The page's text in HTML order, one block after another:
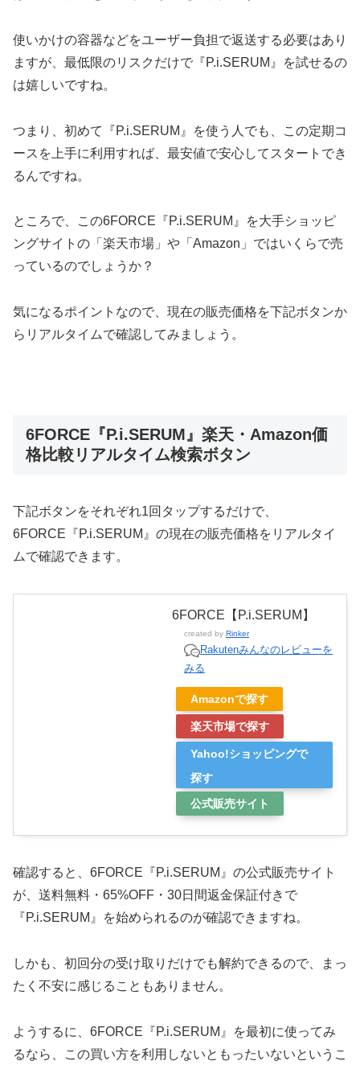
使いかけの容器などをユーザー負担で返送する必要はあり
ますが、最低限のリスクだけで『P.i.SERUM』を試せるの
は嬉しいですね。
つまり、初めて『P.i.SERUM』を使う人でも、この定期コ
ースを上手に利用すれば、最安値で安心してスタートでき
るんですね。
ところで、この6FORCE『P.i.SERUM』を大手ショッピ
ングサイトの「楽天市場」や「Amazon」ではいくらで売
っているのでしょうか？
気になるポイントなので、現在の販売価格を下記ボタンか
らリアルタイムで確認してみましょう。
6FORCE『P.i.SERUM』楽天・Amazon価
格比較リアルタイム検索ボタン
下記ボタンをそれぞれ1回タップするだけで、
6FORCE『P.i.SERUM』の現在の販売価格をリアルタイ
ムで確認できます。
6FORCE【P.i.SERUM】
created by Rinker
Rakutenみんなのレビューを
みる
Amazonで探す
楽天市場で探す
Yahoo!ショッピングで
探す
公式販売サイト
確認すると、6FORCE『P.i.SERUM』の公式販売サイト
が、送料無料・65%OFF・30日間返金保証付きで
『P.i.SERUM』を始められるのが確認できますね。
しかも、初回分の受け取りだけでも解約できるので、まっ
たく不安に感じることもありません。
ようするに、6FORCE『P.i.SERUM』を最初に使ってみ
るなら、この買い方を利用しないともったいないというこ